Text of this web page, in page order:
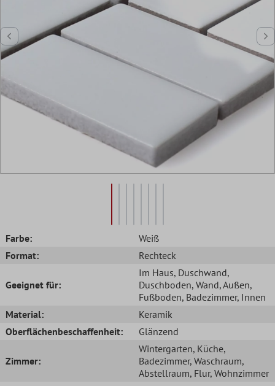
Farbe:
Weiß
Format:
Rechteck
Geeignet für:
Im Haus, Duschwand,
Duschboden, Wand, Außen,
Fußboden, Badezimmer, Innen
Material:
Keramik
Oberflächenbeschaffenheit:
Glänzend
Zimmer:
Wintergarten, Küche,
Badezimmer, Waschraum,
Abstellraum, Flur, Wohnzimmer